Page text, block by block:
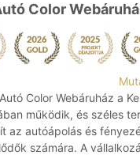
Color
Color Webáruház a
működik, és széles
az autóápolás és
számára. A